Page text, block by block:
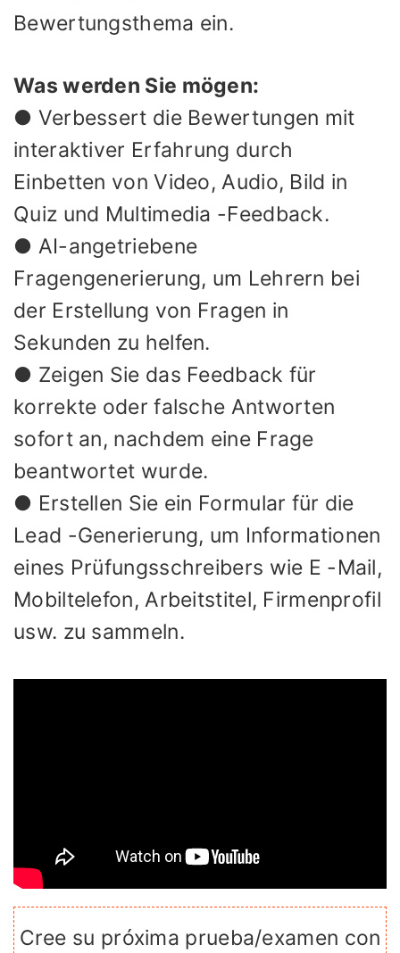
Bewertungsthema ein.
Was werden Sie mögen:
● Verbessert die Bewertungen mit
interaktiver Erfahrung durch
Einbetten von Video, Audio, Bild in
Quiz und Multimedia -Feedback.
● AI-angetriebene
Fragengenerierung, um Lehrern bei
der Erstellung von Fragen in
Sekunden zu helfen.
● Zeigen Sie das Feedback für
korrekte oder falsche Antworten
sofort an, nachdem eine Frage
beantwortet wurde.
● Erstellen Sie ein Formular für die
Lead -Generierung, um Informationen
eines Prüfungsschreibers wie E -Mail,
Mobiltelefon, Arbeitstitel, Firmenprofil
usw. zu sammeln.
Cree su próxima prueba/examen con